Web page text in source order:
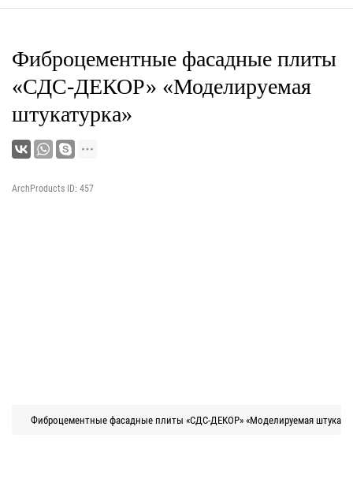
Фиброцементные фасадные плиты
«СДС-ДЕКОР» «Моделируемая
штукатурка»
ArchProducts ID: 457
Фиброцементные фасадные плиты «СДС-ДЕКОР» «Моделируемая